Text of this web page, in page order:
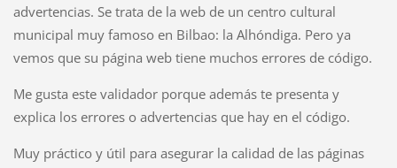
advertencias. Se trata de la web de un centro cultural
municipal muy famoso en Bilbao: la Alhóndiga. Pero ya
vemos que su página web tiene muchos errores de código.
Me gusta este validador porque además te presenta y
explica los errores o advertencias que hay en el código.
Muy práctico y útil para asegurar la calidad de las páginas